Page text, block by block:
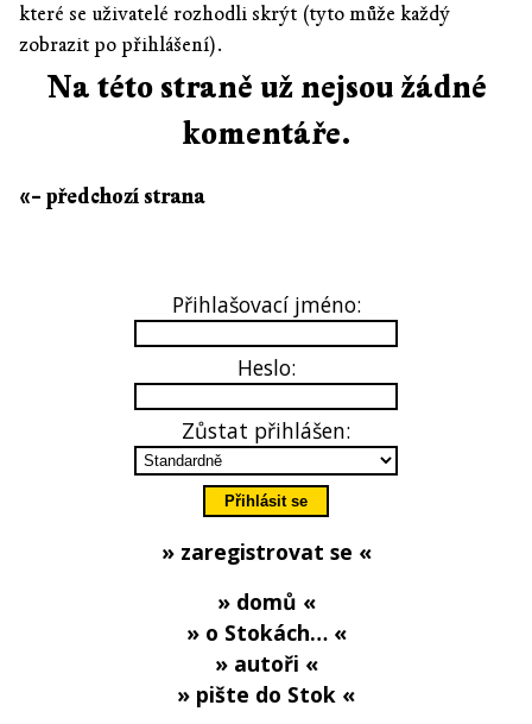
které se uživatelé rozhodli skrýt (tyto může každý
zobrazit po přihlášení).
Na této straně už nejsou žádné
komentáře.
«– předchozí strana
Přihlašovací jméno:
Heslo:
Zůstat přihlášen:
» zaregistrovat se «
» domů «
» o Stokách… «
» autoři «
» pište do Stok «